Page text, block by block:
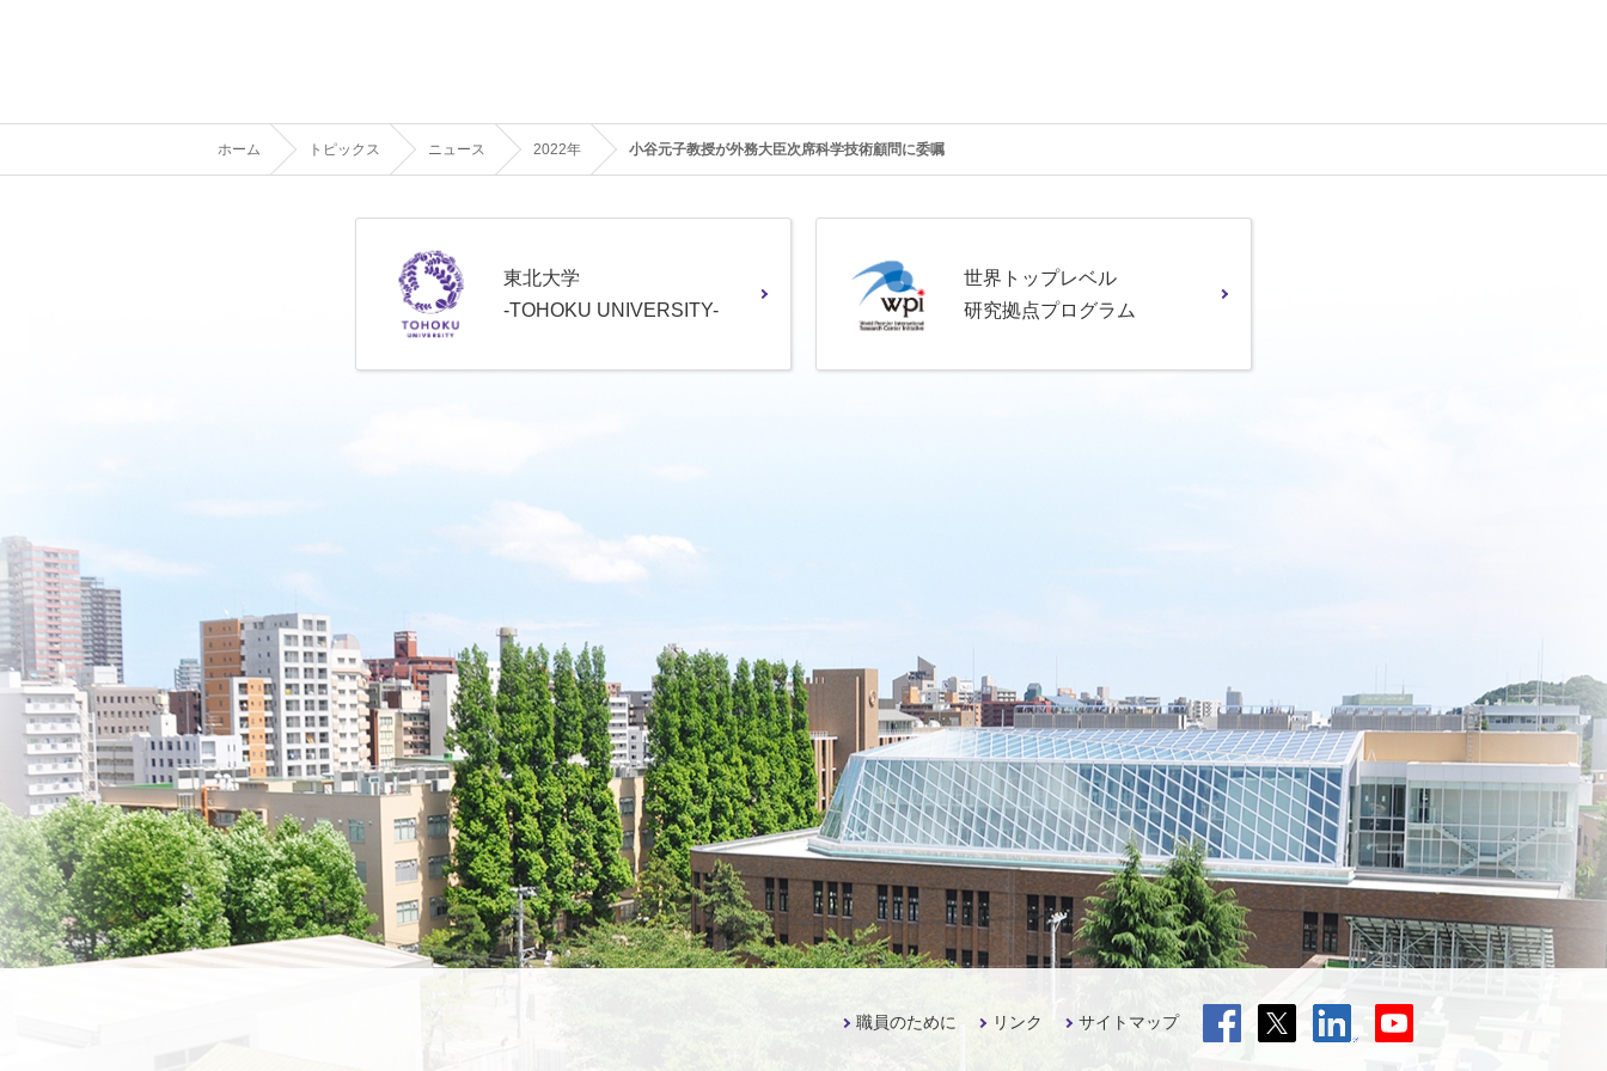
ホーム トピックス ニュース 2022年 小谷元子教授が外務大臣次席科学技術顧問に委嘱
東北大学
-TOHOKU UNIVERSITY-
世界トップレベル
研究拠点プログラム
職員のために リンク サイトマップ